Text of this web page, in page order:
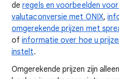
deregels en voorbeelden
valutaconversie met ONIX,
omgerekende prijzen met
ofinformatie over hoe u
instelt.
Omgerekende prijzen zijn